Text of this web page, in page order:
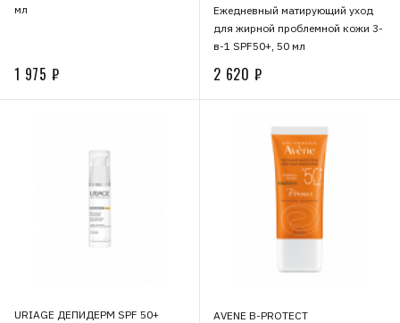
мл
1 975 ₽
Ежедневный матирующий уход
для жирной проблемной кожи 3-
в-1 SPF50+, 50 мл
2 620 ₽
URIAGE ДЕПИДЕРМ SPF 50+
AVENE B-PROTECT